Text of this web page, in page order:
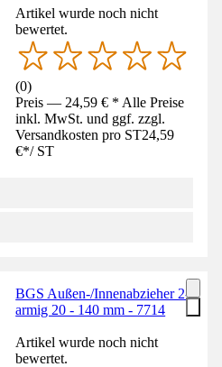
Artikel wurde noch nicht
bewertet.
(0)
Preis — 24,59 € * Alle Preise
inkl. MwSt. und ggf. zzgl.
Versandkosten pro ST24,59
€*/ ST
BGS Außen-/Innenabzieher 2-
armig 20 - 140 mm - 7714
Artikel wurde noch nicht
bewertet.